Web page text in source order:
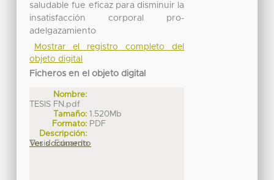
saludable fue eficaz para disminuir la
insatisfacción corporal pro-
adelgazamiento
Mostrar el registro completo del
objeto digital
Ficheros en el objeto digital
Nombre:
TESIS FN.pdf
Tamaño: 1.520Mb
Formato: PDF
Descripción:
Tesis_Eduardo
Ver documento